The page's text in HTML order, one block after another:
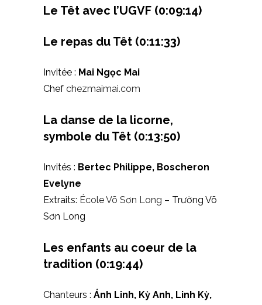
Le Têt avec l’UGVF (0:09:14)
Le repas du Têt (0:11:33)
Invitée : Mai Ngọc Mai
Chef chezmaimai.com
La danse de la licorne,
symbole du Têt (0:13:50)
Invités : Bertec Philippe, Boscheron
Evelyne
Extraits: École Võ Sơn Long – Trường Võ
Sơn Long
Les enfants au coeur de la
tradition (0:19:44)
Chanteurs : Ánh Linh, Kỳ Anh, Linh Kỳ,